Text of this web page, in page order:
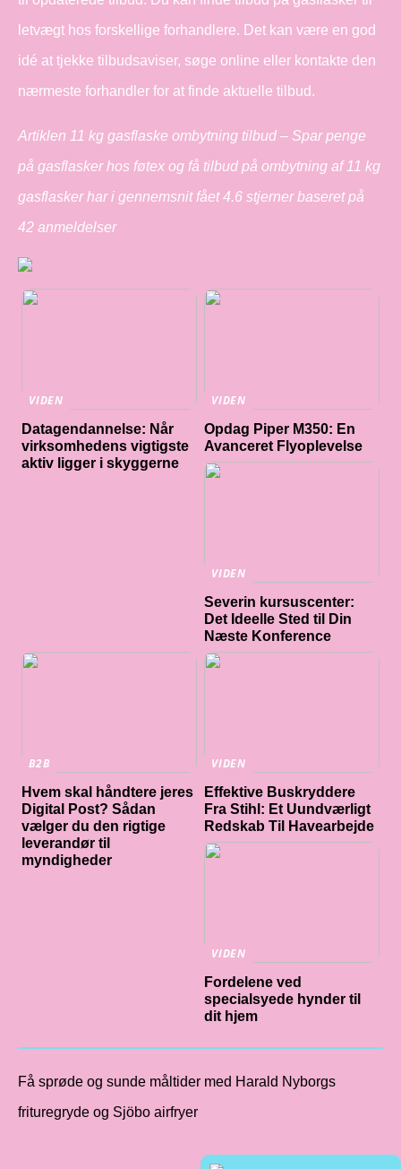
letvægt hos forskellige forhandlere. Det kan være en god
idé at tjekke tilbudsaviser, søge online eller kontakte den
nærmeste forhandler for at finde aktuelle tilbud.
Artiklen 11 kg gasflaske ombytning tilbud – Spar penge
på gasflasker hos føtex og få tilbud på ombytning af 11 kg
gasflasker har i gennemsnit fået4.6 stjerner baseret på
42 anmeldelser
VIDEN
Datagendannelse: Når
virksomhedens vigtigste
aktiv ligger i skyggerne
VIDEN
Opdag Piper M350: En
Avanceret Flyoplevelse
VIDEN
Severin kursuscenter:
Det Ideelle Sted til Din
Næste Konference
B2B
Hvem skal håndtere jeres
Digital Post? Sådan
vælger du den rigtige
leverandør til
myndigheder
VIDEN
Effektive Buskryddere
Fra Stihl: Et Uundværligt
Redskab Til Havearbejde
VIDEN
Fordelene ved
specialsyede hynder til
dit hjem
Få sprøde og sunde måltider med Harald Nyborgs
frituregryde og Sjöbo airfryer